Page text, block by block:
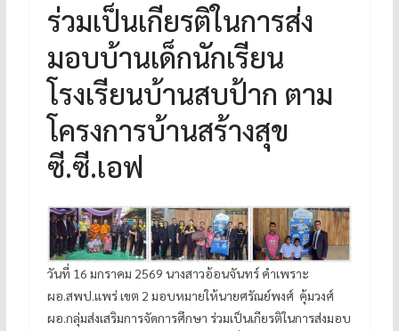
ร่วมเป็นเกียรติในการส่ง
มอบบ้านเด็กนักเรียน
โรงเรียนบ้านสบป้าก ตาม
โครงการบ้านสร้างสุข
ซี.ซี.เอฟ
วันที่ 16 มกราคม 2569 นางสาวอ้อนจันทร์ คำเพราะ
ผอ.สพป.แพร่ เขต 2 มอบหมายให้นายศรัณย์พงศ์ คุ้มวงศ์
ผอ.กลุ่มส่งเสริมการจัดการศึกษา ร่วมเป็นเกียรติในการส่งมอบ